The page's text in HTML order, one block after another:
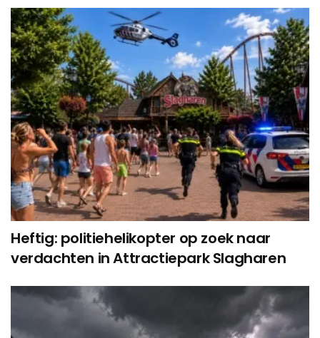
Heftig: politiehelikopter op zoek naar
verdachten in Attractiepark Slagharen